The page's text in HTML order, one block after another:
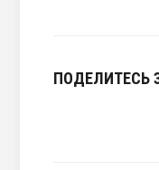
ПОДЕЛИТЕСЬ